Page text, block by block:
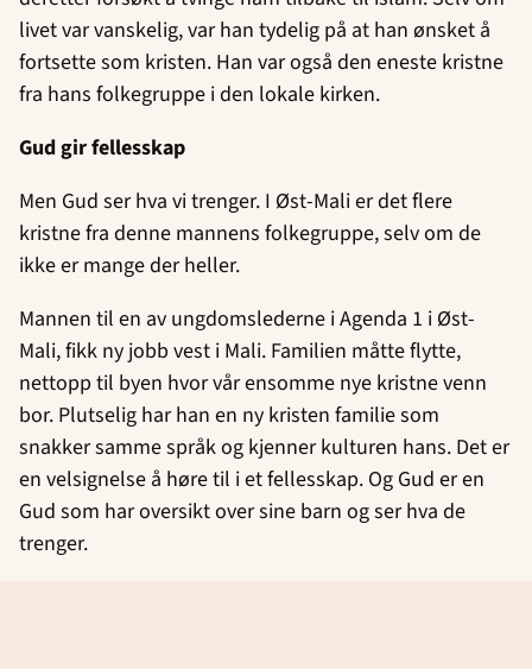
livet var vanskelig, var han tydelig på at han ønsket å
fortsette som kristen. Han var også den eneste kristne
fra hans folkegruppe i den lokale kirken.
Gud gir fellesskap
Men Gud ser hva vi trenger. I Øst-Mali er det flere
kristne fra denne mannens folkegruppe, selv om de
ikke er mange der heller.
Mannen til en av ungdomslederne i Agenda 1 i Øst-
Mali, fikk ny jobb vest i Mali. Familien måtte flytte,
nettopp til byen hvor vår ensomme nye kristne venn
bor. Plutselig har han en ny kristen familie som
snakker samme språk og kjenner kulturen hans. Det er
en velsignelse å høre til i et fellesskap. Og Gud er en
Gud som har oversikt over sine barn og ser hva de
trenger.